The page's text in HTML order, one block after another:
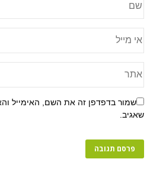
זה את השם, האימייל והאתר שלי